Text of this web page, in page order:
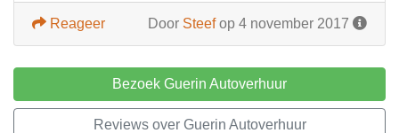
Door Steefop 4 november 2017
Reageer
Bezoek Guerin Autoverhuur
Reviews over Guerin Autoverhuur